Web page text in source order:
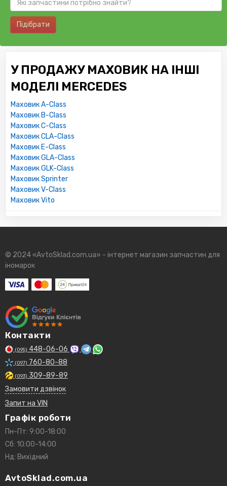
Підібрати
У ПРОДАЖУ МАХОВИК НА ІНШІ
МОДЕЛІ MERCEDES
Маховик A-Class
Маховик B-Class
Маховик C-Class
Маховик CLA-Class
Маховик E-Class
Маховик GLA-Class
Маховик GLK-Class
Маховик Sprinter
Маховик V-Class
Маховик Vito
© 2024 «AvtoSklad.com.ua» - інтернет магазин запчастин для
іномарок
Контакти
(095) 448-06-06
(097) 760-80-88
(093) 309-89-89
Замовити дзвінок
Запит на VIN
Графік роботи
Пн-Пт: 9:00-18:00
Сб: 10:00-14:00
Нд: Вихідний
AvtoSklad.com.ua